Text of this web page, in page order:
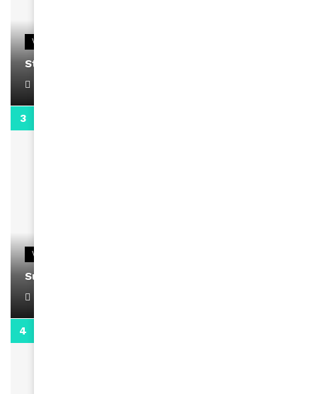
VIDEOS
Stacy passe un message
VIDEOS
Support Black Business Wee-kend